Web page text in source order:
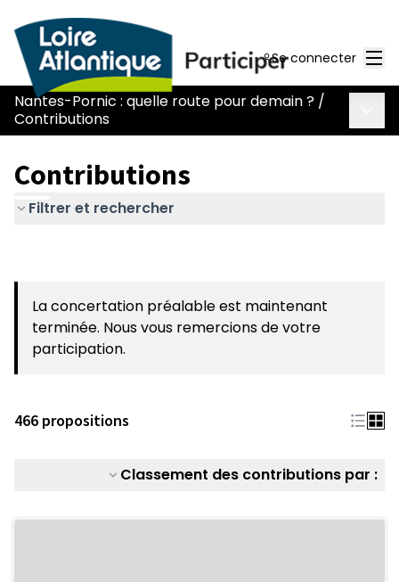
Se connecter
Nantes-Pornic : quelle route pour demain ? /
Contributions
Contributions
Filtrer et rechercher
La concertation préalable est maintenant
terminée. Nous vous remercions de votre
participation.
466 propositions
Classement des contributions par :